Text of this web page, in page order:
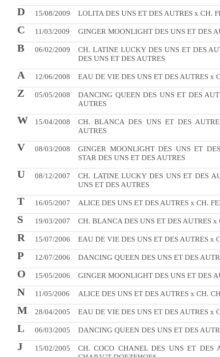
D 15/08/2009 LOLITA DES UNS ET DES AUTRES x CH.
C 11/03/2009 GINGER MOONLIGHT DES UNS ET DES
B 06/02/2009
CH. LATINE LUCKY DES UNS ET DES
DES UNS ET DES AUTRES
A 12/06/2008 EAU DE VIE DES UNS ET DES AUTRES x
Z 05/05/2008
DANCING QUEEN DES UNS ET DES
AUTRES
W 15/04/2008
CH. BLANCA DES UNS ET DES
AUTRES
V 08/03/2008
GINGER MOONLIGHT DES UNS ET
STAR DES UNS ET DES AUTRES
U 08/12/2007
CH. LATINE LUCKY DES UNS ET DES
UNS ET DES AUTRES
T 16/05/2007 ALICE DES UNS ET DES AUTRES x CH.
S 19/03/2007 CH. BLANCA DES UNS ET DES AUTRES x
R 15/07/2006 EAU DE VIE DES UNS ET DES AUTRES x
P 12/07/2006 DANCING QUEEN DES UNS ET DES
O 15/05/2006 GINGER MOONLIGHT DES UNS ET DES
N 11/05/2006 ALICE DES UNS ET DES AUTRES x CH.
M 28/04/2005 EAU DE VIE DES UNS ET DES AUTRES x
L 06/03/2005 DANCING QUEEN DES UNS ET DES
J 15/02/2005
CH. COCO CHANEL DES UNS ET DES